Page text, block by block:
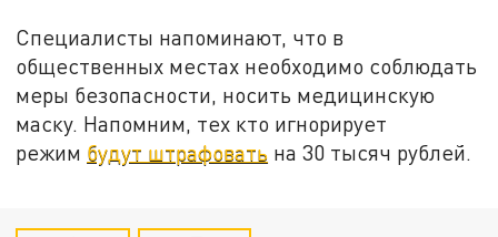
Специалисты напоминают, что в
общественных местах необходимо соблюдать
меры безопасности, носить медицинскую
маску. Напомним, тех кто игнорирует
режим будут штрафовать на 30 тысяч рублей.